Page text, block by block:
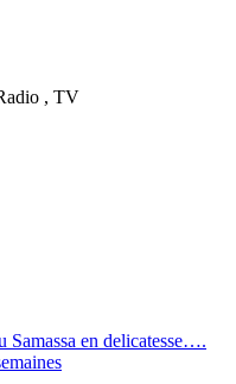
, TV
Samassa en delicatesse….